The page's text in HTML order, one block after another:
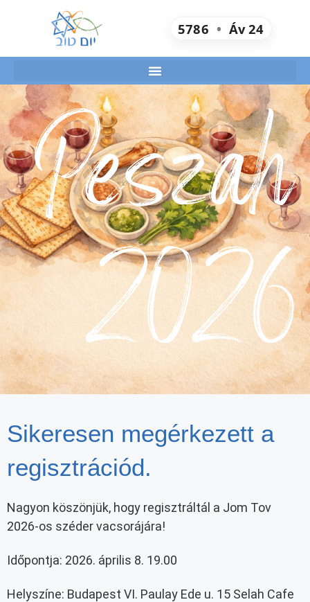
5786 • Áv 24
Peszah
2026
Sikeresen megérkezett a
regisztrációd.
Nagyon köszönjük, hogy regisztráltál a Jom Tov
2026-os széder vacsorájára!
Időpontja: 2026. április 8. 19.00
Helyszíne: Budapest VI. Paulay Ede u. 15 Selah Cafe